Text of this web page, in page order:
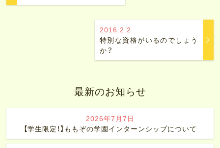
2016.2.2
特別な資格がいるのでしょう
か？
最新のお知らせ
2026年7月7日
【学生限定！】ももぞの学園インターンシップについて